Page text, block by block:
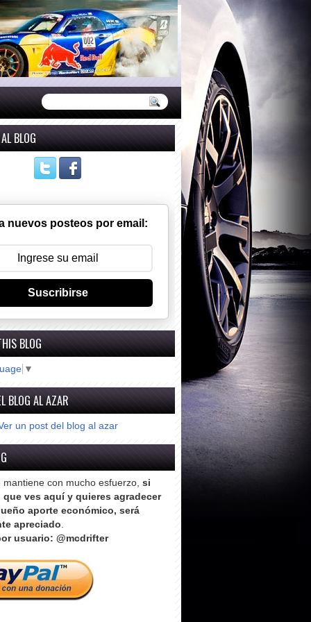
BLOG
nuevos posteos por email:
Suscribirse
BLOG
▼
BLOG AL AZAR
un post del blog al azar
mantiene con mucho esfuerzo, si
ves aquí y quieres agradecer
aporte económico, será
apreciado.
usuario: @mcdrifter